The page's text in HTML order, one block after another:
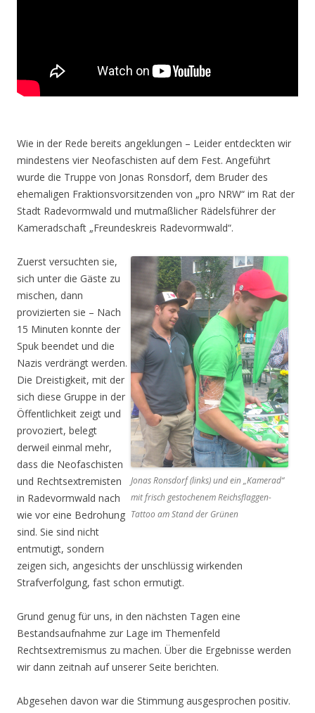
Wie in der Rede bereits angeklungen – Leider entdeckten wir
mindestens vier Neofaschisten auf dem Fest. Angeführt
wurde die Truppe von Jonas Ronsdorf, dem Bruder des
ehemaligen Fraktionsvorsitzenden von „pro NRW“ im Rat der
Stadt Radevormwald und mutmaßlicher Rädelsführer der
Kameradschaft „Freundeskreis Radevormwald“.
Jonas Ronsdorf (links) und ein „Kamerad“
mit frisch gestochenem Reichsflaggen-
Tattoo am Stand der Grünen
Zuerst versuchten sie,
sich unter die Gäste zu
mischen, dann
provizierten sie – Nach
15 Minuten konnte der
Spuk beendet und die
Nazis verdrängt werden.
Die Dreistigkeit, mit der
sich diese Gruppe in der
Öffentlichkeit zeigt und
provoziert, belegt
derweil einmal mehr,
dass die Neofaschisten
und Rechtsextremisten
in Radevormwald nach
wie vor eine Bedrohung
sind. Sie sind nicht
entmutigt, sondern
zeigen sich, angesichts der unschlüssig wirkenden
Strafverfolgung, fast schon ermutigt.
Grund genug für uns, in den nächsten Tagen eine
Bestandsaufnahme zur Lage im Themenfeld
Rechtsextremismus zu machen. Über die Ergebnisse werden
wir dann zeitnah auf unserer Seite berichten.
Abgesehen davon war die Stimmung ausgesprochen positiv.